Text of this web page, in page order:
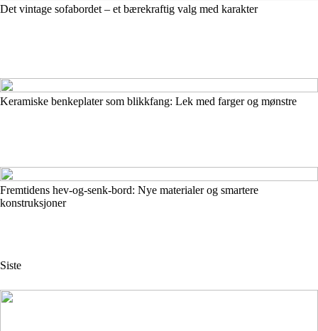
Det vintage sofabordet – et bærekraftig valg med karakter
Keramiske benkeplater som blikkfang: Lek med farger og mønstre
Fremtidens hev-og-senk-bord: Nye materialer og smartere
konstruksjoner
Siste